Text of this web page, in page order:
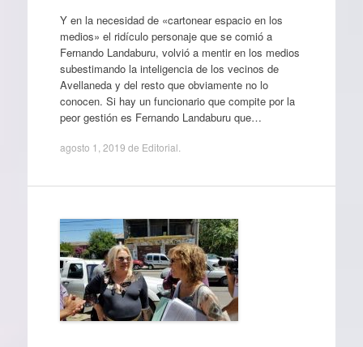
Y en la necesidad de «cartonear espacio en los
medios» el ridículo personaje que se comió a
Fernando Landaburu, volvió a mentir en los medios
subestimando la inteligencia de los vecinos de
Avellaneda y del resto que obviamente no lo
conocen. Si hay un funcionario que compite por la
peor gestión es Fernando Landaburu que…
agosto 1, 2019 de Editorial